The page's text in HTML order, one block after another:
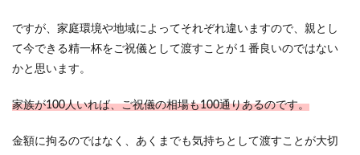
結婚式は花でテーブルを華やかに！ポ
結婚式では花によってテーブルを豪華に飾る演出
装花の演...
ですが、家庭環境や地域によってそれぞれ違いますので、親とし
て今できる精一杯をご祝儀として渡すことが１番良いのではない
かと思います。
家族が100人いれば、ご祝儀の相場も100通りあるのです。
金額に拘るのではなく、あくまでも気持ちとして渡すことが大切